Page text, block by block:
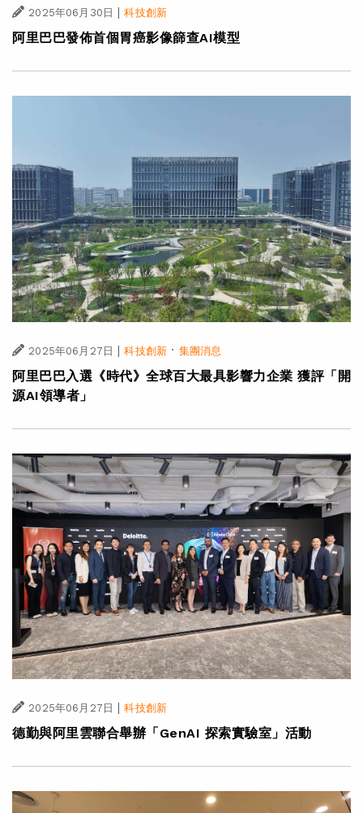
2025年06月30日 | 科技創新
阿里巴巴發佈首個胃癌影像篩查AI模型
2025年06月27日 | 科技創新 · 集團消息
阿里巴巴入選《時代》全球百大最具影響力企業 獲評「開
源AI領導者」
2025年06月27日 科技創新
德勤與阿里雲聯合舉辦「GenAI 探索實驗室」活動